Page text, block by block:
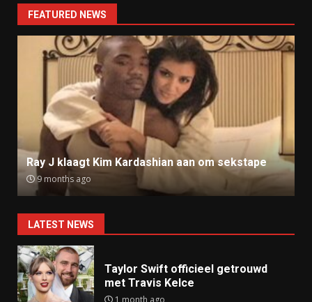
FEATURED NEWS
Ray J klaagt Kim Kardashian aan om sekstape
9 months ago
LATEST NEWS
Taylor Swift officieel getrouwd
met Travis Kelce
1 month ago